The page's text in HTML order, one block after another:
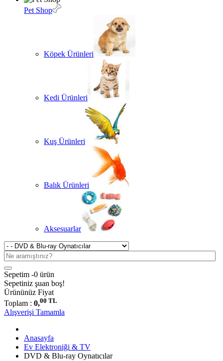
Pet Shop
Köpek Ürünleri
Kedi Ürünleri
Kuş Ürünleri
Balık Ürünleri
Aksesuarlar
Sepetim -0 ürün
Sepetiniz şuan boş!
Ürününüz Fiyat
Toplam : 0,00 TL
Alışverişi Tamamla
Anasayfa
Ev Elektroniği & TV
DVD & Blu-ray Oynatıcılar